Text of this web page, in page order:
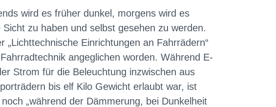
wird es früher dunkel, morgens wird es
zu haben und selbst gesehen zu werden.
Einrichtungen an Fahrrädern“
angeglichen worden. Während E-
Strom für die Beleuchtung inzwischen aus
bis elf Kilo Gewicht erlaubt war, ist
„während der Dämmerung, bei Dunkelheit